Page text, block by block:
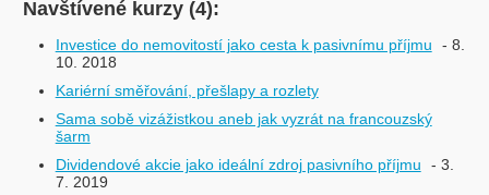
Navštívené kurzy (4):
Investice do nemovitostí jako cesta k pasivnímu příjmu
- 8.
10. 2018
Kariérní směřování, přešlapy a rozlety
Sama sobě vizážistkou aneb jak vyzrát na francouzský
šarm
Dividendové akcie jako ideální zdroj pasivního příjmu
- 3.
7. 2019